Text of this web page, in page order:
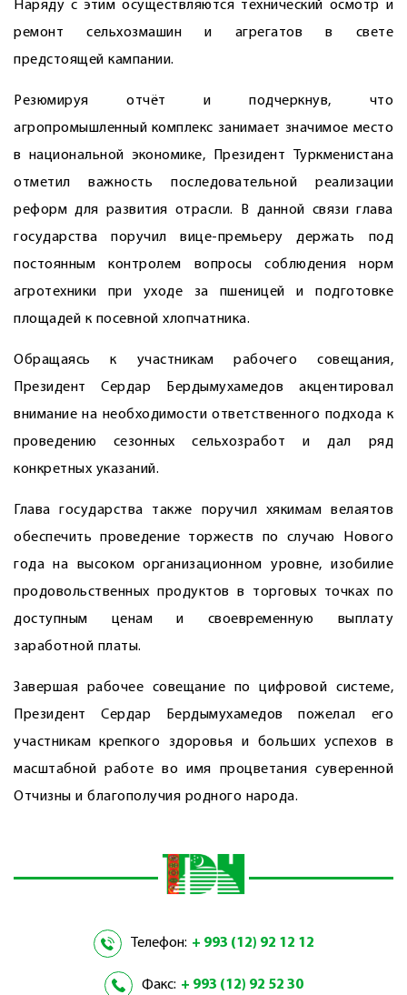
Наряду с этим осуществляются технический осмотр и
ремонт сельхозмашин и агрегатов в свете
предстоящей кампании.
Резюмируя отчёт и подчеркнув, что
агропромышленный комплекс занимает значимое место
в нацио­нальной экономике, Президент Туркменистана
отметил важность последовательной реализации
реформ для развития отрасли. В данной связи глава
государства поручил вице-премьеру держать под
постоянным контролем воп­росы соблюдения норм
агротехники при уходе за пшеницей и подготовке
площадей к посевной хлопчатника.
Обращаясь к участникам рабочего совещания,
Президент Сердар Бердымухамедов акцентировал
внимание на необходимости ответственного подхода к
проведению сезонных сельхозработ и дал ряд
конкретных указаний.
Глава государства также поручил хякимам велаятов
обеспечить проведение торжеств по случаю Нового
года на высоком организационном уровне, изобилие
продовольственных продуктов в торговых точках по
доступным ценам и своевременную выплату
заработной платы.
Завершая рабочее совещание по цифровой системе,
Президент Сердар Бердымухамедов пожелал его
участникам крепкого здоровья и больших успехов в
масштабной работе во имя процветания суверенной
Отчизны и благополучия родного народа.
Телефон: + 993 (12) 92 12 12
Факс: + 993 (12) 92 52 30